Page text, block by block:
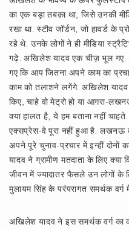
का एक बड़ा तबक़ा था, जिसे उनकी
रखा था. स्टीव जॉर्डन, जो हावर्ड के
रहे थे. उनके लोगों ने ही मीडिया
गढ़े. अखिलेश यादव एक चीज़ भूल गए.
गए कि आप जितना अपने काम का
काम को तलाशने लगेंगे. अखिलेश यादव
किए, चाहे वो मेट्रो हो या आगरा-
क्या हालत है, ये हम बताना नहीं
एक्सप्रेस-वे पूरा नहीं हुआ है. लखनऊ
अपने पूरे चुनाव-प्रचार में इन्हीं
यादव ने ग्रामीण मतदाता के लिए
जीवन में ज्यादातर फैसले उन लोगों के
मुलायम सिंह के परंपरागत समर्थक वर्ग
अखिलेश यादव ने इस समर्थक वर्ग का